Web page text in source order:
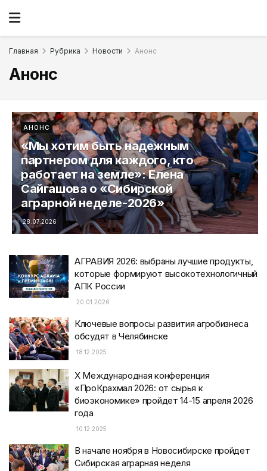
Главная Рубрика Новости Анонс
Анонс
АНОНС
«Мы хотим быть надежным
партнером для каждого, кто
работает на земле»: Елена
Сайгашова о «Сибирской
аграрной неделе-2026»
28.07.2026
АГРАВИЯ 2026: выбраны лучшие продукты,
которые формируют высокотехнологичный
АПК России
20.01.2026
Ключевые вопросы развития агробизнеса
обсудят в Челябинске
18.12.2025
X Международная конференция
«ПроКрахмал 2026: от сырья к
биоэкономике» пройдет 14-15 апреля 2026
года
10.12.2025
В начале ноября в Новосибирске пройдет
Сибирская аграрная неделя